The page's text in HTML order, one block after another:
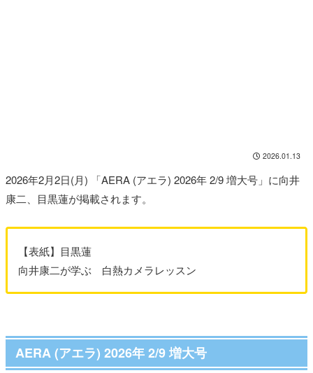
2026.01.13
2026年2月2日(月) 「AERA (アエラ) 2026年 2/9 増大号」に向井
康二、目黒蓮が掲載されます。
【表紙】目黒蓮
向井康二が学ぶ 白熱カメラレッスン
AERA (アエラ) 2026年 2/9 増大号